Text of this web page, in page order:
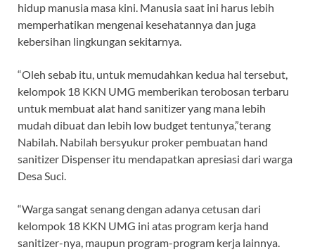
hidup manusia masa kini. Manusia saat ini harus lebih
memperhatikan mengenai kesehatannya dan juga
kebersihan lingkungan sekitarnya.
“Oleh sebab itu, untuk memudahkan kedua hal tersebut,
kelompok 18 KKN UMG memberikan terobosan terbaru
untuk membuat alat hand sanitizer yang mana lebih
mudah dibuat dan lebih low budget tentunya,”terang
Nabilah. Nabilah bersyukur proker pembuatan hand
sanitizer Dispenser itu mendapatkan apresiasi dari warga
Desa Suci.
“Warga sangat senang dengan adanya cetusan dari
kelompok 18 KKN UMG ini atas program kerja hand
sanitizer-nya, maupun program-program kerja lainnya.